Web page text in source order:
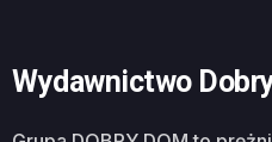
Wydawnictwo